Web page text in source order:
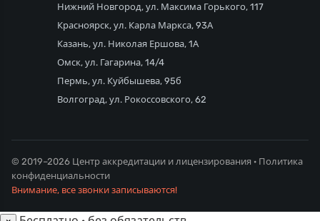
Нижний Новгород, ул. Максима Горького, 117
Красноярск, ул. Карла Маркса, 93А
Казань, ул. Николая Ершова, 1А
Омск, ул. Гагарина, 14/4
Пермь, ул. Куйбышева, 95б
Волгоград, ул. Рокоссовского, 62
© 2019–2026 Центр аккредитации и лицензирования · Политика
конфиденциальности
Внимание, все звонки записываются!